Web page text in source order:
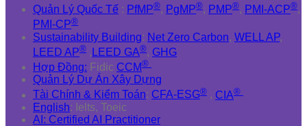
Quản Lý Quốc Tế : PfMP®, PgMP®, PMP®, PMI-ACP®,
PMI-CP®
Sustainability Building: Net Zero Carbon, WELL AP,
LEED AP® , LEED GA®, GHG
Hợp Đồng: Fidic CCM®
Quản Lý Dự Án Xây Dựng
Tài Chính & Kiểm Toán: CFA-ESG® , CIA®
English: Ielts, Toeic
AI: Certified AI Practitioner